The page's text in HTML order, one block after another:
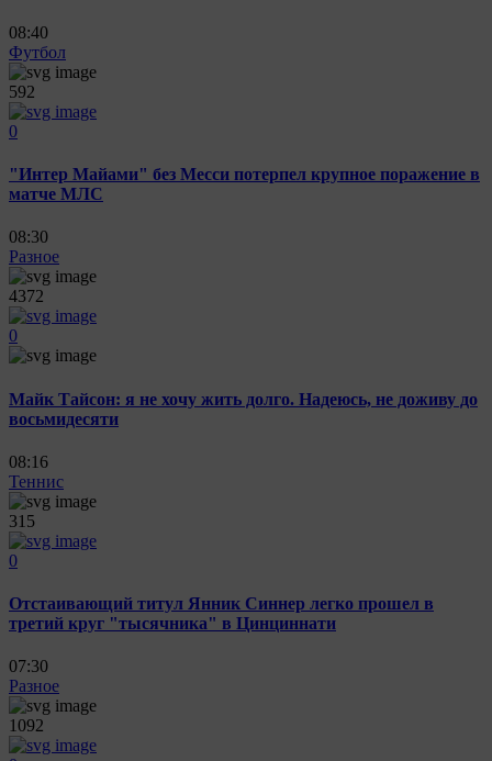
08:40
Футбол
592
0
"Интер Майами" без Месси потерпел крупное поражение в
матче МЛС
08:30
Разное
4372
0
Майк Тайсон: я не хочу жить долго. Надеюсь, не доживу до
восьмидесяти
08:16
Теннис
315
0
Отстаивающий титул Янник Синнер легко прошел в
третий круг "тысячника" в Цинциннати
07:30
Разное
1092